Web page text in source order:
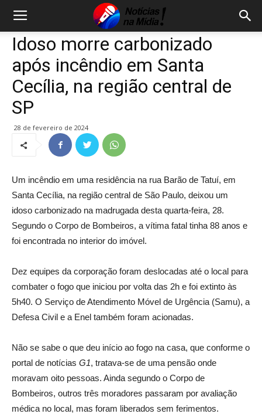
Idoso morre carbonizado
após incêndio em Santa
Cecília, na região central de
SP
28 de fevereiro de 2024
Um incêndio em uma residência na rua Barão de Tatuí, em
Santa Cecília, na região central de São Paulo, deixou um
idoso carbonizado na madrugada desta quarta-feira, 28.
Segundo o Corpo de Bombeiros, a vítima fatal tinha 88 anos e
foi encontrada no interior do imóvel.
Dez equipes da corporação foram deslocadas até o local para
combater o fogo que iniciou por volta das 2h e foi extinto às
5h40. O Serviço de Atendimento Móvel de Urgência (Samu), a
Defesa Civil e a Enel também foram acionadas.
Não se sabe o que deu início ao fogo na casa, que conforme o
portal de notícias G1, tratava-se de uma pensão onde
moravam oito pessoas. Ainda segundo o Corpo de
Bombeiros, outros três moradores passaram por avaliação
médica no local, mas foram liberados sem ferimentos.